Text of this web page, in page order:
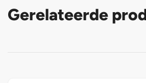
Gerelateerde